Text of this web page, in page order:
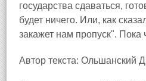
государства сдаваться,
будет ничего. Или, как
закажет нам пропуск". Пока
Автор текста: Ольшанский